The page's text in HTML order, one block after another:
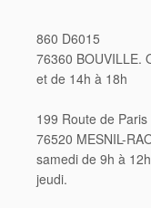
860 D6015
76360 BOUVILLE.
et de 14h à 18h
199 Route de Paris
76520 MESNIL-
samedi de 9h à
jeudi.